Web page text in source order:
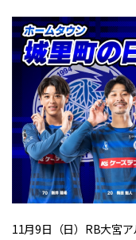
11月9日（日）RB大宮